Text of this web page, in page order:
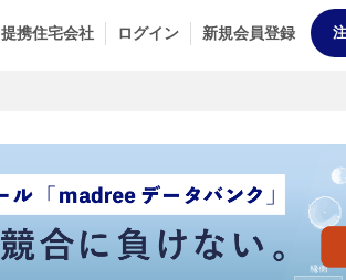
提携住宅会社 ログイン 新規会員登録